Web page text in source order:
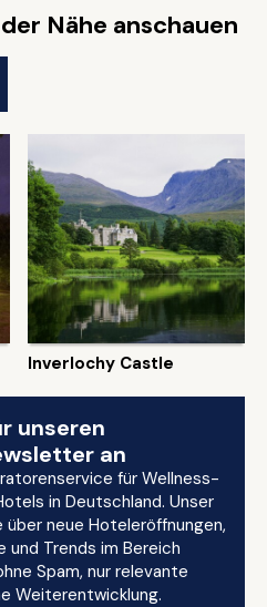
Nähe anschauen
Inverlochy Castle
unseren
an
für Wellness-
in Deutschland. Unser
neue Hoteleröffnungen,
Trends im Bereich
Spam, nur relevante
Weiterentwicklung.